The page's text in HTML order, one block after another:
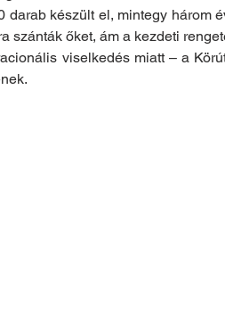
darab készült el, mintegy három
szánták őket, ám a kezdeti
viselkedés miatt – a